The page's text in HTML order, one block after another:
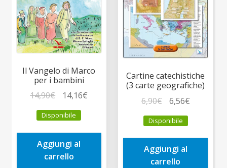
Il Vangelo di Marco
per i bambini
14,90€
prezzo
originale
era:
14,90€.
14,16€
è:
Disponibile
Aggiungi al
carrello
Cartine catechistiche
(3 carte geografiche)
6,90€
prezzo
originale
era:
6,90€.
6,56€Il
è:
Disponibile
Aggiungi al
carrello